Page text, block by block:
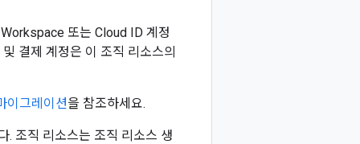
또는 Cloud ID 계정
결제 계정은 이 조직 리소스의
이그레이션을 참조하세요.
. 조직 리소스는 조직 리소스 생